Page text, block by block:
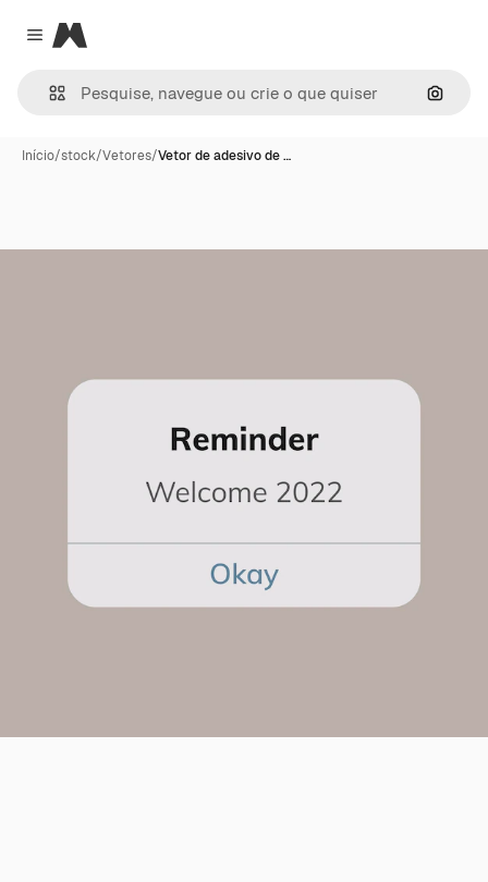
Close menu
Magnific
Início/stock/Vetores/Vetor de adesivo de …